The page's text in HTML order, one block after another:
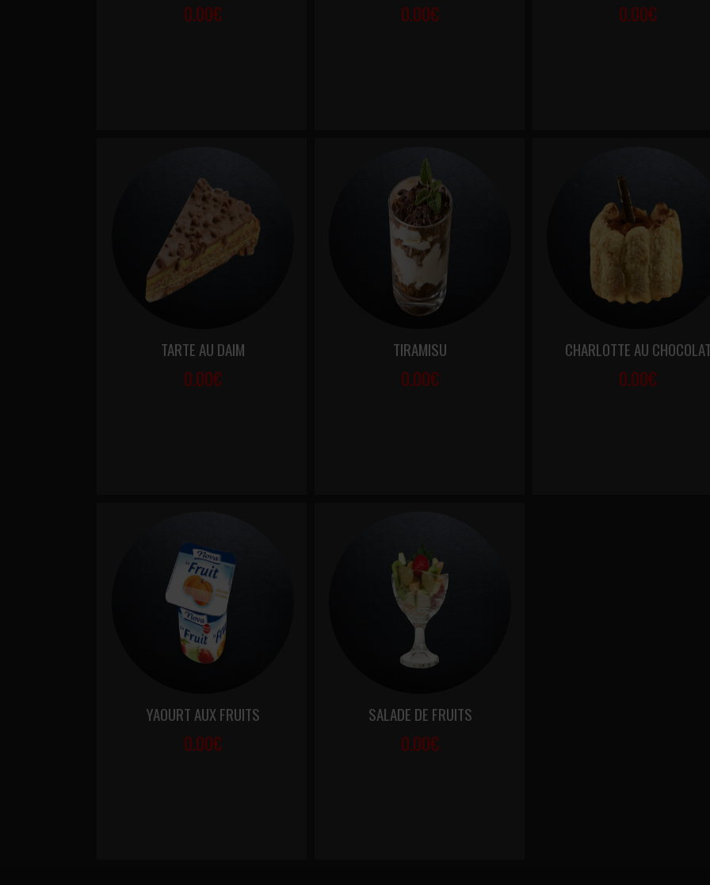
0.00€ 0.00€ 0.00€
TARTE AU DAIM
0.00€
TIRAMISU
0.00€
CHARLOTTE AU
0.00€
YAOURT AUX FRUITS
0.00€
SALADE DE FRUITS
0.00€